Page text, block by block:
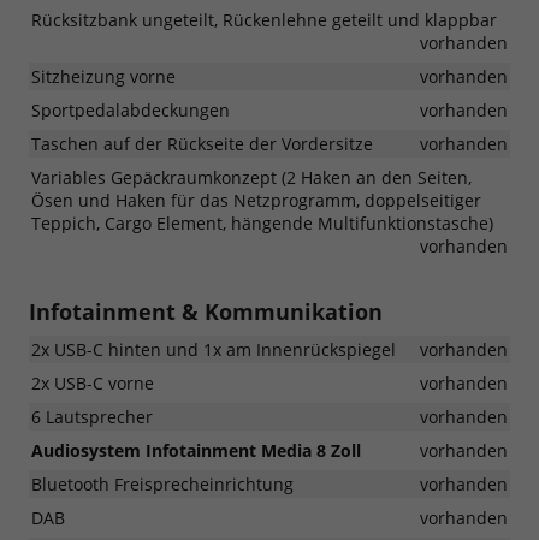
Rücksitzbank ungeteilt, Rückenlehne geteilt und klappbar
vorhanden
Sitzheizung vorne
vorhanden
Sportpedalabdeckungen
vorhanden
Taschen auf der Rückseite der Vordersitze
vorhanden
Variables Gepäckraumkonzept (2 Haken an den Seiten,
Ösen und Haken für das Netzprogramm, doppelseitiger
Teppich, Cargo Element, hängende Multifunktionstasche)
vorhanden
Infotainment & Kommunikation
2x USB-C hinten und 1x am Innenrückspiegel
vorhanden
2x USB-C vorne
vorhanden
6 Lautsprecher
vorhanden
Audiosystem Infotainment Media 8 Zoll
vorhanden
Bluetooth Freisprecheinrichtung
vorhanden
DAB
vorhanden